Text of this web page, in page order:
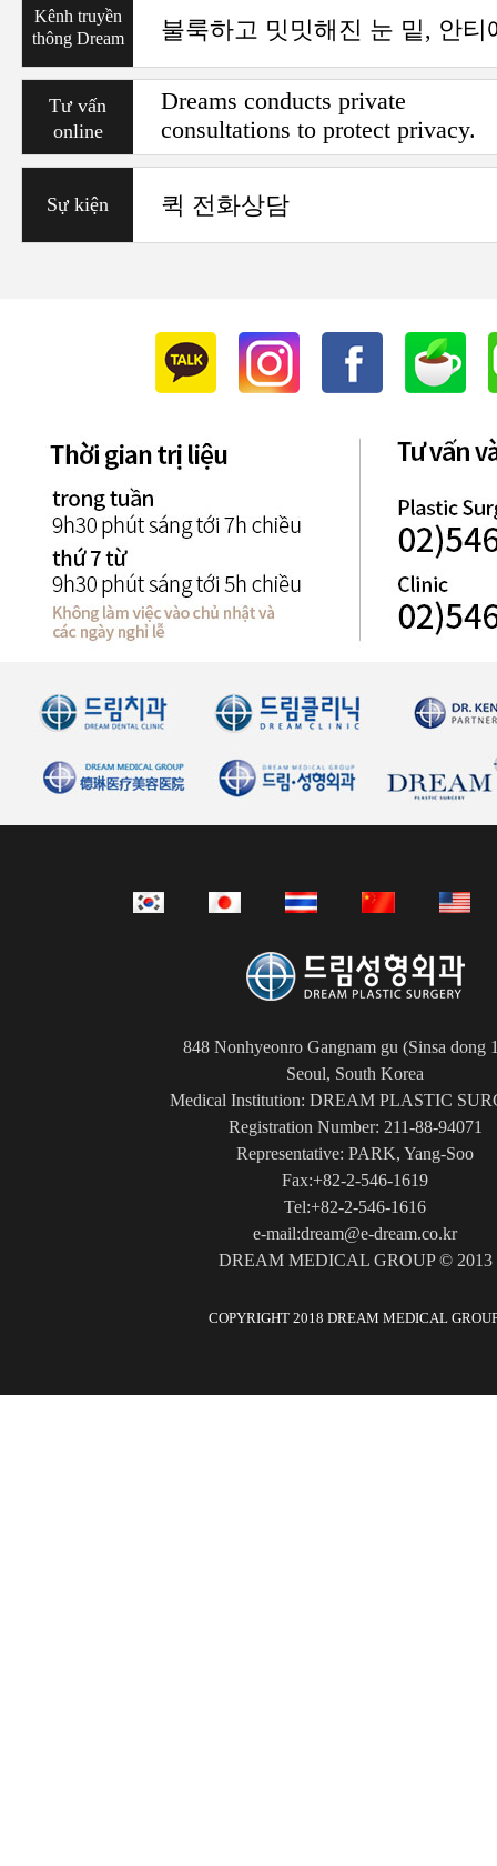
Kênh truyền
thông Dream
Tư vấn
online
Dreams conducts private
consultations to protect privacy.
Sự kiện 퀵 전화상담
848 Nonhyeonro Gangnam gu (Sinsa dong
Seoul, South Korea
Medical Institution: DREAM PLASTIC
Registration Number: 211-88-94071
Representative: PARK, Yang-Soo
Fax:+82-2-546-1619
Tel:+82-2-546-1616
e-mail:dream@e-dream.co.kr
DREAM MEDICAL GROUP © 2013
COPYRIGHT 2018 DREAM MEDICAL